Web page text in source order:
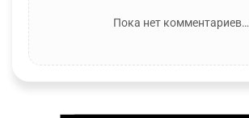
Пока нет комментариев…